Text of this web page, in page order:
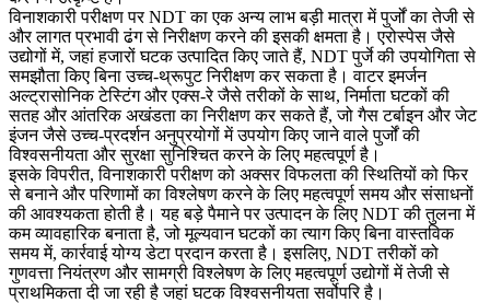
विनाशकारी परीक्षण पर NDT का एक अन्य लाभ बड़ी मात्रा में पुर्जों का तेजी से
और लागत प्रभावी ढंग से निरीक्षण करने की इसकी क्षमता है।एरोस्पेसजैसे
उद्योगों में, जहां हजारों घटक उत्पादित किए जाते हैं, NDT पुर्जे की उपयोगिता से
समझौता किए बिना उच्च-थ्रूपुट निरीक्षण कर सकता है।वाटर इमर्जन
अल्ट्रासोनिक टेस्टिंगऔरएक्स-रेजैसे तरीकों के साथ, निर्माता घटकों की
सतह और आंतरिक अखंडता का निरीक्षण कर सकते हैं, जोगैस टर्बाइनऔरजेट
इंजनजैसे उच्च-प्रदर्शन अनुप्रयोगों में उपयोग किए जाने वाले पुर्जों की
विश्वसनीयता और सुरक्षा सुनिश्चित करने के लिए महत्वपूर्ण है।
इसके विपरीत, विनाशकारी परीक्षण को अक्सर विफलता की स्थितियों को फिर
से बनाने और परिणामों का विश्लेषण करने के लिए महत्वपूर्ण समय और संसाधनों
की आवश्यकता होती है। यह बड़े पैमाने पर उत्पादन के लिए NDTकी तुलना में
कम व्यावहारिक बनाता है, जो मूल्यवान घटकों का त्याग किए बिना वास्तविक
समय में, कार्रवाई योग्य डेटा प्रदान करता है। इसलिए, NDTतरीकों को
गुणवत्ता नियंत्रण और सामग्री विश्लेषण के लिए महत्वपूर्ण उद्योगों में तेजी से
प्राथमिकता दी जा रही है जहां घटक विश्वसनीयता सर्वोपरि है।